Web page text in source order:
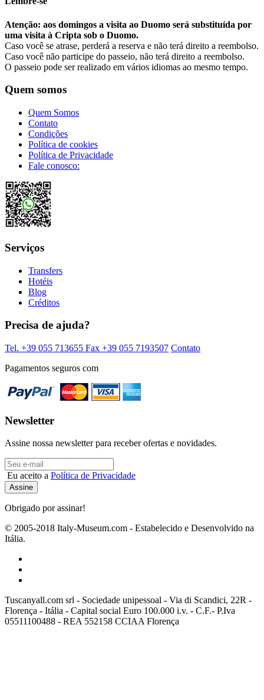
Atenção: aos domingos a visita ao Duomo será substituída por
uma visita à Cripta sob o Duomo.
Caso você se atrase, perderá a reserva e não terá direito a reembolso.
Caso você não participe do passeio, não terá direito a reembolso.
O passeio pode ser realizado em vários idiomas ao mesmo tempo.
Quem somos
Quem Somos
Contato
Condições
Política de cookies
Política de Privacidade
Fale conosco:
Serviços
Transfers
Hotéis
Blog
Créditos
Precisa de ajuda?
Tel. +39 055 713655 Fax +39 055 7193507 Contato
Pagamentos seguros com
Newsletter
Assine nossa newsletter para receber ofertas e novidades.
Eu aceito a Política de Privacidade
Obrigado por assinar!
© 2005-2018 Italy-Museum.com - Estabelecido e Desenvolvido na
Itália.
Tuscanyall.com srl - Sociedade unipessoal - Via di Scandici, 22R -
Florença - Itália - Capital social Euro 100.000 i.v. - C.F.- P.Iva
05511100488 - REA 552158 CCIAA Florença